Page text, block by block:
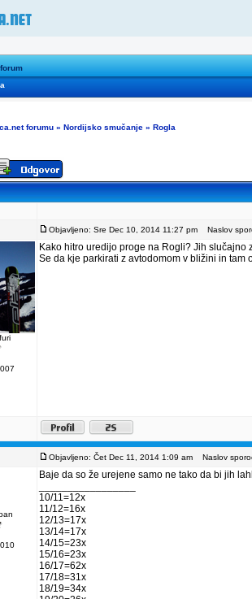
forumu » Nordijsko smučanje » Rogla
Objavljeno: Sre Dec 10, 2014 11:27 pm Naslov
Kako hitro uredijo proge na Rogli? Jih slučajno
Se da kje parkirati z avtodomom v bližini in tam
Objavljeno: Čet Dec 11, 2014 1:09 am Naslov
Baje da so že urejene samo ne tako da bi jih
10/11=12x
11/12=16x
12/13=17x
13/14=17x
14/15=23x
15/16=23x
16/17=62x
17/18=31x
18/19=34x